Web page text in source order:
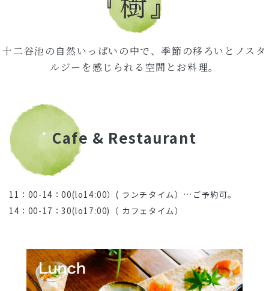
十二谷池の自然いっぱいの中で、季節の移ろいとノスタ
ルジーを感じられる空間とお料理。
Cafe & Restaurant
11：00-14：00(lo14:00）( ランチタイム）…ご予約可。
14：00-17：30(lo17:00)（ カフェタイム）